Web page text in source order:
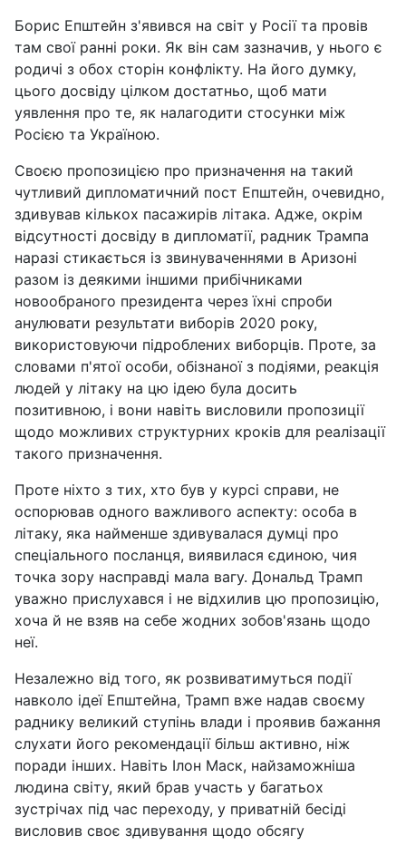
Борис Епштейн з'явився на світ у Росії та провів
там свої ранні роки. Як він сам зазначив, у нього є
родичі з обох сторін конфлікту. На його думку,
цього досвіду цілком достатньо, щоб мати
уявлення про те, як налагодити стосунки між
Росією та Україною.
Своєю пропозицією про призначення на такий
чутливий дипломатичний пост Епштейн, очевидно,
здивував кількох пасажирів літака. Адже, окрім
відсутності досвіду в дипломатії, радник Трампа
наразі стикається із звинуваченнями в Аризоні
разом із деякими іншими прибічниками
новообраного президента через їхні спроби
анулювати результати виборів 2020 року,
використовуючи підроблених виборців. Проте, за
словами п'ятої особи, обізнаної з подіями, реакція
людей у літаку на цю ідею була досить
позитивною, і вони навіть висловили пропозиції
щодо можливих структурних кроків для реалізації
такого призначення.
Проте ніхто з тих, хто був у курсі справи, не
оспорював одного важливого аспекту: особа в
літаку, яка найменше здивувалася думці про
спеціального посланця, виявилася єдиною, чия
точка зору насправді мала вагу. Дональд Трамп
уважно прислухався і не відхилив цю пропозицію,
хоча й не взяв на себе жодних зобов'язань щодо
неї.
Незалежно від того, як розвиватимуться події
навколо ідеї Епштейна, Трамп вже надав своєму
раднику великий ступінь влади і проявив бажання
слухати його рекомендації більш активно, ніж
поради інших. Навіть Ілон Маск, найзаможніша
людина світу, який брав участь у багатьох
зустрічах під час переходу, у приватній бесіді
висловив своє здивування щодо обсягу